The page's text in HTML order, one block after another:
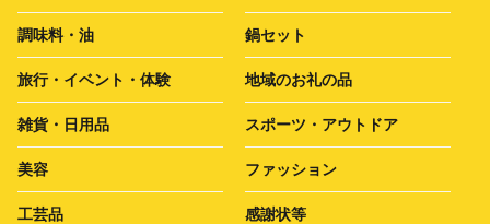
調味料・油 鍋セット
旅行・イベント・体験 地域のお礼の品
雑貨・日用品 スポーツ・アウトドア
美容 ファッション
工芸品 感謝状等